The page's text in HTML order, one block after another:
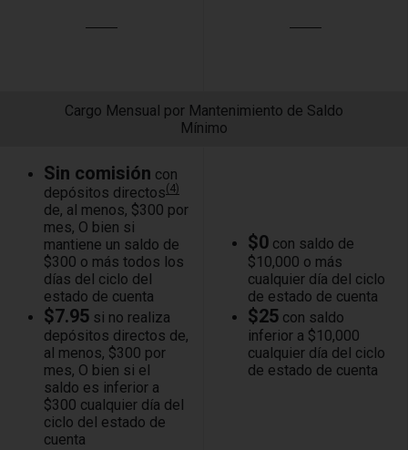
Cargo Mensual por Mantenimiento de Saldo
Mínimo
Sin comisión con
depósitos directos(4)
de, al menos, $300 por
mes, O bien si
mantiene un saldo de
$300 o más todos los
días del ciclo del
estado de cuenta
$7.95 si no realiza
depósitos directos de,
al menos, $300 por
mes, O bien si el
saldo es inferior a
$300 cualquier día del
ciclo del estado de
cuenta
$0 con saldo de
$10,000 o más
cualquier día del ciclo
de estado de cuenta
$25 con saldo
inferior a $10,000
cualquier día del ciclo
de estado de cuenta